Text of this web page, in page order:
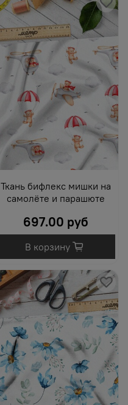
Ткань бифлекс мишки на
самолёте и парашюте
697.00 руб
В корзину